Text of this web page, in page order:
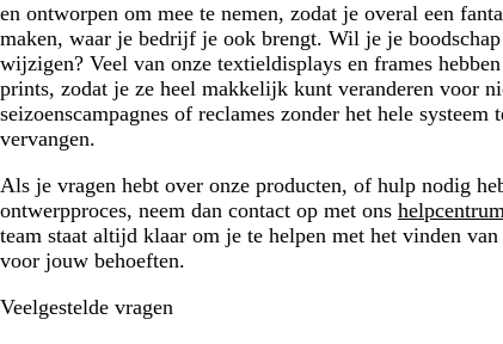
en ontworpen om mee te nemen, zodat je overal een
maken, waar je bedrijf je ook brengt. Wil je je
wijzigen? Veel van onze textieldisplays en frames
prints, zodat je ze heel makkelijk kunt veranderen voor
seizoenscampagnes of reclames zonder het hele systeem
vervangen.
Als je vragen hebt over onze producten, of hulp nodig
ontwerpproces, neem dan contact op met ons
team staat altijd klaar om je te helpen met het vinden
voor jouw behoeften.
Veelgestelde vragen